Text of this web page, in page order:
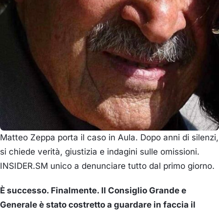
Matteo Zeppa porta il caso in Aula. Dopo anni di silenzi,
si chiede verità, giustizia e indagini sulle omissioni.
INSIDER.SM unico a denunciare tutto dal primo giorno.
È successo. Finalmente. Il Consiglio Grande e
Generale è stato costretto a guardare in faccia il